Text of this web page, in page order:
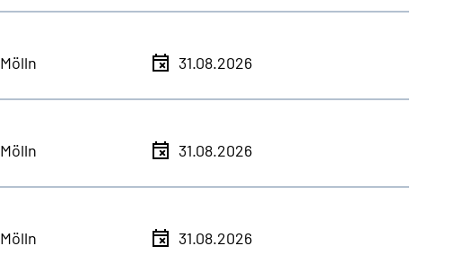
Mölln 31.08.2026
Mölln 31.08.2026
Mölln 31.08.2026